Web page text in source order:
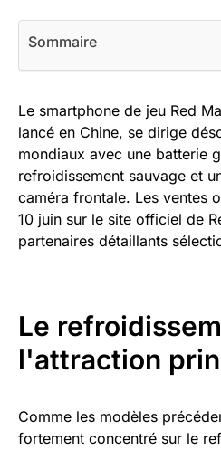
Sommaire
Le smartphone de jeu Red
lancé en Chine, se dirige
mondiaux avec une batterie
refroidissement sauvage et
caméra frontale. Les ventes
10 juin sur le site officiel de
partenaires détaillants
Le
l'attraction
Comme les modèles
fortement concentré sur le